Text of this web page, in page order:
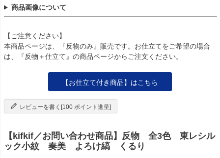
商品画像について
【ご注意ください】
本商品ページは、『反物のみ』販売です。お仕立てをご希望の場合
は、『反物＋仕立て』の商品ページからご注文ください。
【お仕立て付き商品】はこちら
レビューを書く[100 ポイント進呈]
【kifkif／お問い合わせ商品】反物 全3色 東レシル
ック小紋 奏美 よろけ縞 くるり